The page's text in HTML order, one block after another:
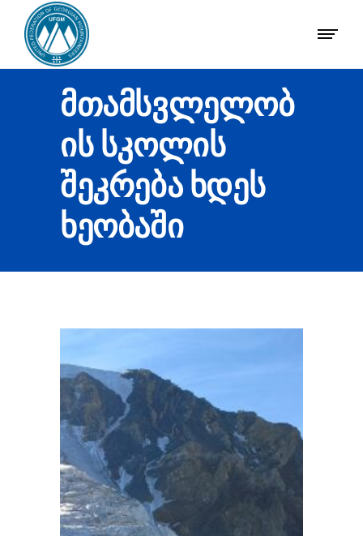
ᲛᲗᲐᲛᲡᲕᲚᲔᲚᲝᲑ
ᲘᲡ ᲡᲙᲝᲚᲘᲡ
ᲨᲔᲙᲠᲔᲑᲐ ᲮᲓᲔᲡ
ᲮᲔᲝᲑᲐᲨᲘ